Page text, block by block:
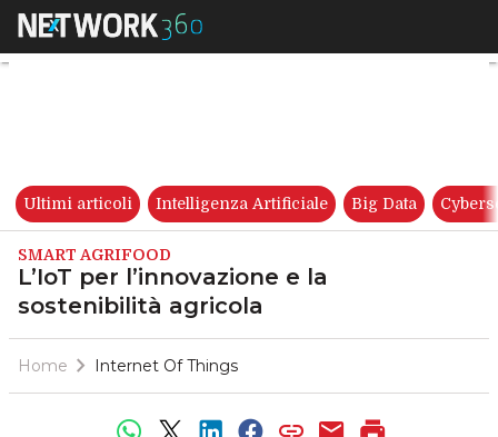
L’IoT per l’innovazione e la
Ultimi articoli Intelligenza Artificiale Big Data
SMART AGRIFOOD
L’IoT per l’innovazione e la
sostenibilità agricola
Home Internet Of Things